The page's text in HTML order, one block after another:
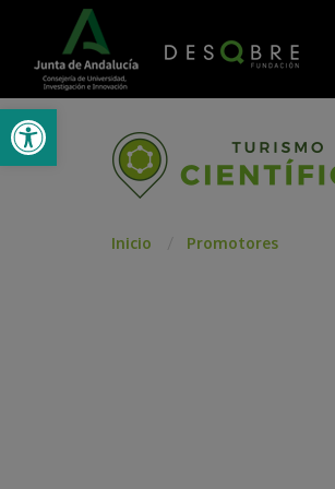
Abrir barra de herramientas
Inicio Promotores